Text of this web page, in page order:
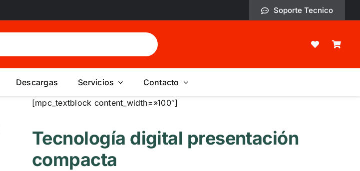
Soporte Tecnico
Descargas Servicios Contacto
[mpc_textblock content_width=»100″]
Tecnología digital presentación
compacta